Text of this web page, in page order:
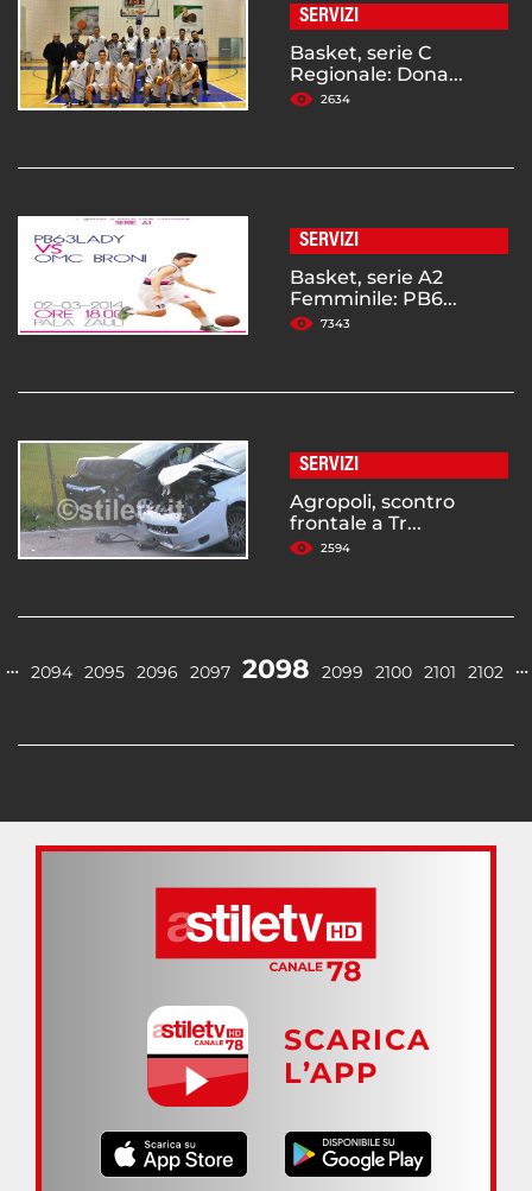
SERVIZI
Basket, serie C
Regionale: Dona...
2634
SERVIZI
Basket, serie A2
Femminile: PB6...
7343
SERVIZI
Agropoli, scontro
frontale a Tr...
2594
… 2094 2095 2096 2097 2098 2099 2100 2101 2102 …
SCARICA
L’APP